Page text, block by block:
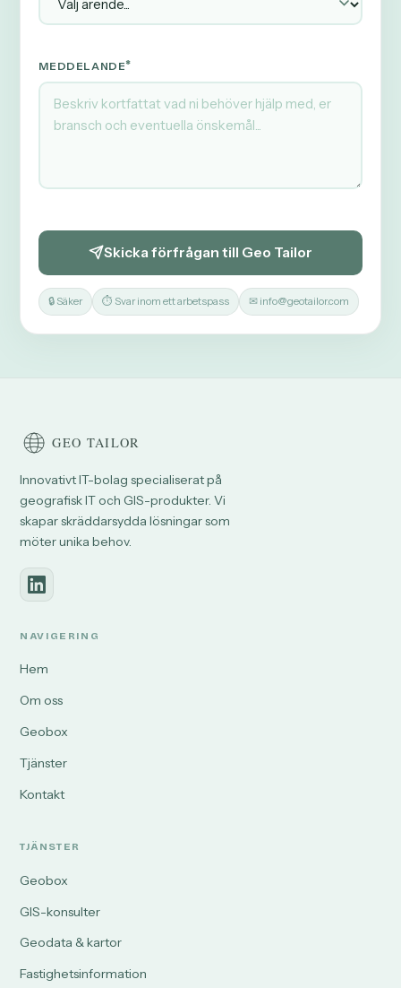
MEDDELANDE*
Skicka förfrågan till Geo Tailor
🔒 Säker ⏱ Svar inom ett arbetspass ✉ info@geotailor.com
Innovativt IT-bolag specialiserat på
geografisk IT och GIS-produkter. Vi
skapar skräddarsydda lösningar som
möter unika behov.
NAVIGERING
Hem
Om oss
Geobox
Tjänster
Kontakt
TJÄNSTER
Geobox
GIS-konsulter
Geodata & kartor
Fastighetsinformation